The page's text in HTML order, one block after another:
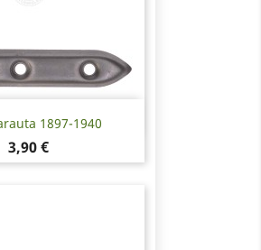
1897-1940
Hinta
3,90 €